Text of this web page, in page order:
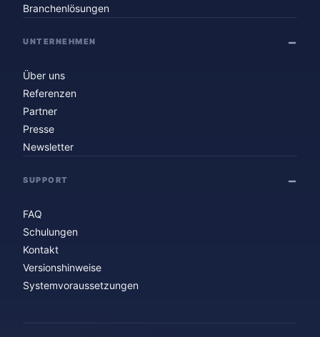
Branchenlösungen
UNTERNEHMEN
Über uns
Referenzen
Partner
Presse
Newsletter
SUPPORT
FAQ
Schulungen
Kontakt
Versionshinweise
Systemvoraussetzungen